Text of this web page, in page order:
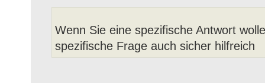
Wenn Sie eine spezifische Antwort
spezifische Frage auch sicher hilfreich